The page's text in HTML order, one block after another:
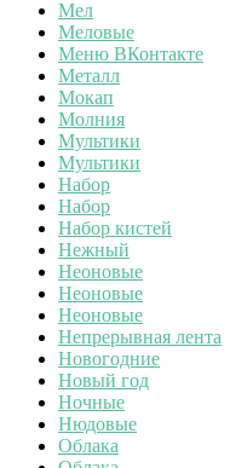
Мел
Меловые
Меню ВКонтакте
Металл
Мокап
Молния
Мультики
Мультики
Набор
Набор
Набор кистей
Нежный
Неоновые
Неоновые
Неоновые
Непрерывная лента
Новогодние
Новый год
Ночные
Нюдовые
Облака